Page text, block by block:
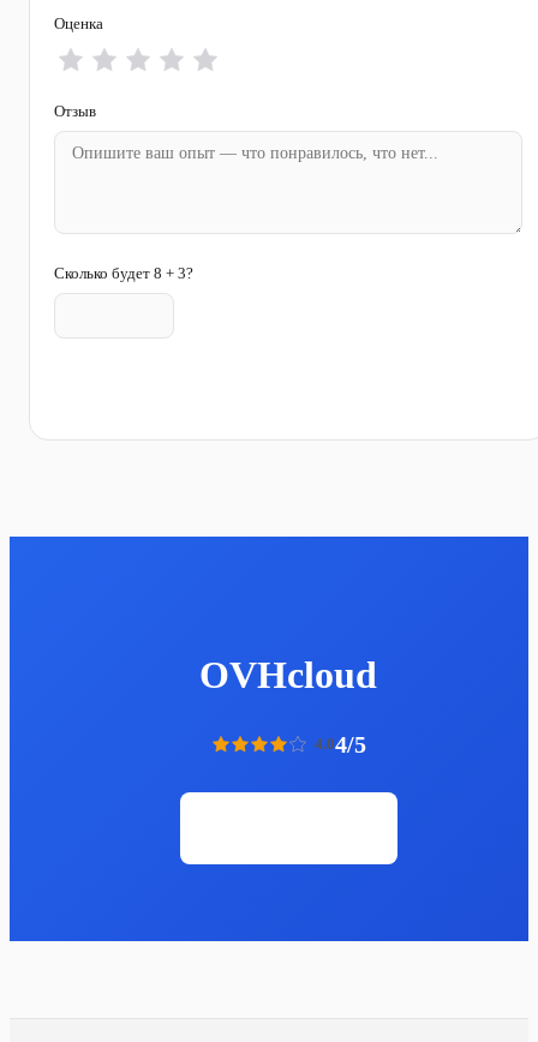
Оценка
Отзыв
Сколько будет 8 + 3?
OVHcloud
4.04/5